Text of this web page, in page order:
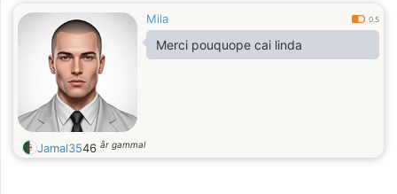
Mila 0.5
Merci pouquope cai linda
Jamal3546 år gammal